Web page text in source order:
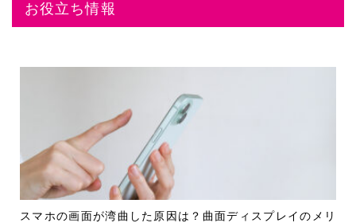
お役立ち情報
スマホの画面が湾曲した原因は？曲面ディスプレイのメリ